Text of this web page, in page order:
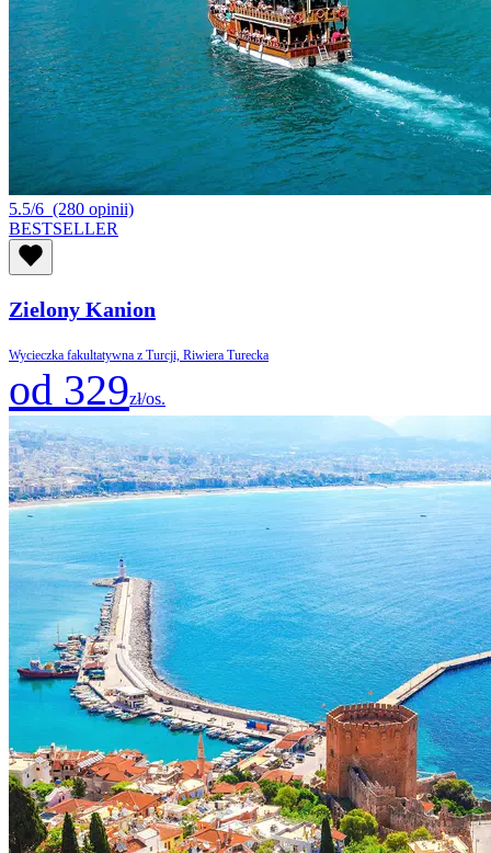
5.5/6 (280 opinii)
BESTSELLER
Zielony Kanion
Wycieczka fakultatywna z Turcji, Riwiera Turecka
od 329zł/os.